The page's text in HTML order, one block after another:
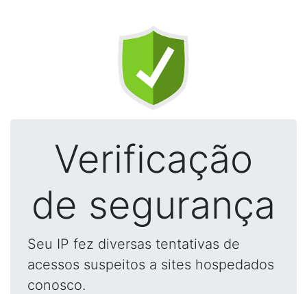
Verificação
de segurança
Seu IP fez diversas tentativas de
acessos suspeitos a sites hospedados
conosco.